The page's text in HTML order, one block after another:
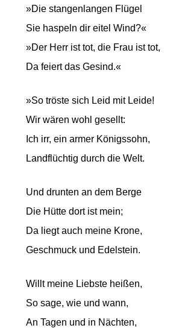
»Die stangenlangen Flügel
Sie haspeln dir eitel Wind?«
»Der Herr ist tot, die Frau ist tot,
Da feiert das Gesind.«
»So tröste sich Leid mit Leide!
Wir wären wohl gesellt:
Ich irr, ein armer Königssohn,
Landflüchtig durch die Welt.
Und drunten an dem Berge
Die Hütte dort ist mein;
Da liegt auch meine Krone,
Geschmuck und Edelstein.
Willt meine Liebste heißen,
So sage, wie und wann,
An Tagen und in Nächten,